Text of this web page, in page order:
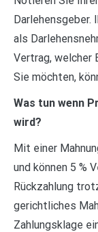
Darlehensgeber.
als
Vertrag, welcher
Sie möchten,
Was tun wenn
wird?
Mit einer
und können 5 %
Rückzahlung
gerichtliches
Zahlungsklage